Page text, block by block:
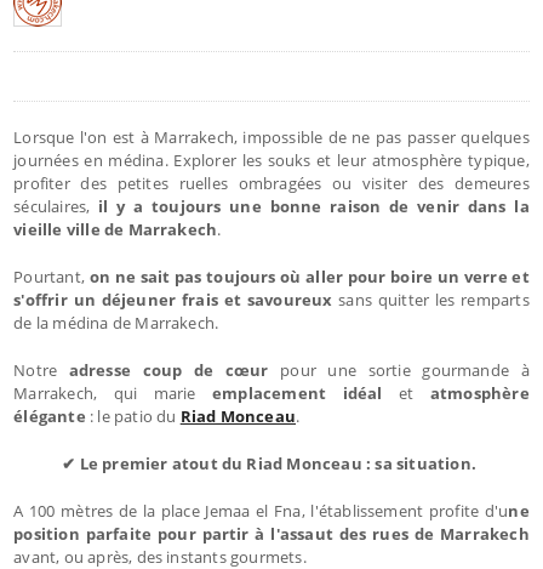
Lorsque l'on est à Marrakech, impossible de ne pas passer quelques
journées en médina. Explorer les souks et leur atmosphère typique,
profiter des petites ruelles ombragées ou visiter des demeures
séculaires, il y a toujours une bonne raison de venir dans la
vieille ville de Marrakech.
Pourtant, on ne sait pas toujours où aller pour boire un verre et
s'offrir un déjeuner frais et savoureuxsans quitter les remparts
de la médina de Marrakech.
Notre adresse coup de cœur pour une sortie gourmande à
Marrakech, qui marieemplacement idéal et atmosphère
élégante : le patio du Riad Monceau.
✔ Le premier atout du Riad Monceau : sa situation.
A 100 mètres de la place Jemaa el Fna, l'établissement profite d'une
position parfaite pour partir à l'assaut des rues de Marrakech
avant, ou après, des instants gourmets.